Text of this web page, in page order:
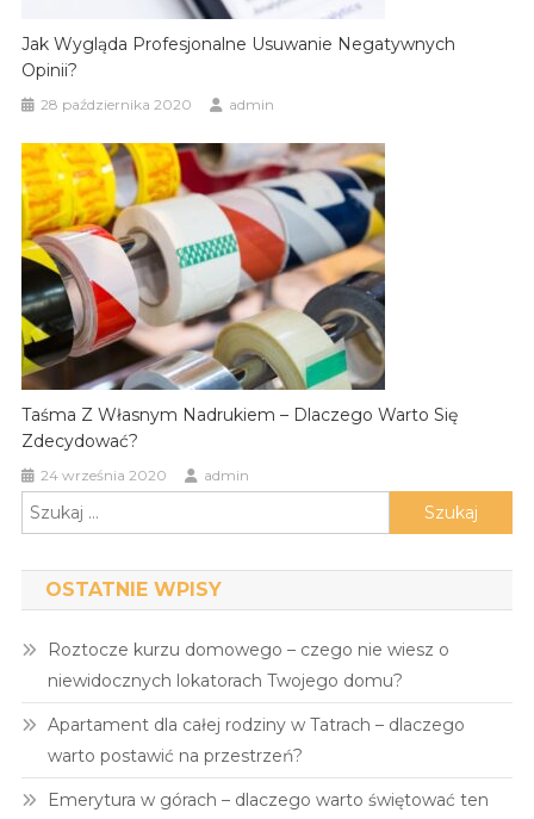
Jak Wygląda Profesjonalne Usuwanie Negatywnych
Opinii?
28 października 2020 admin
Taśma Z Własnym Nadrukiem – Dlaczego Warto Się
Zdecydować?
24 września 2020 admin
Szukaj:
OSTATNIE WPISY
Roztocze kurzu domowego – czego nie wiesz o
niewidocznych lokatorach Twojego domu?
Apartament dla całej rodziny w Tatrach – dlaczego
warto postawić na przestrzeń?
Emerytura w górach – dlaczego warto świętować ten